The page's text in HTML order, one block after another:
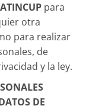
para
otra
para realizar
de
y la ley.
DE